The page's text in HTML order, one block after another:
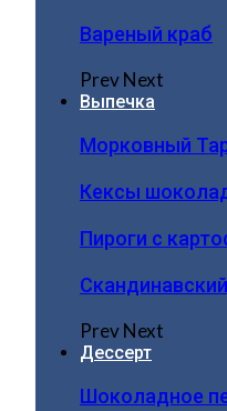
Вареный краб
PrevNext
Выпечка
Морковный
Кексы
Пироги c
PrevNext
Дессерт
Шоколадное